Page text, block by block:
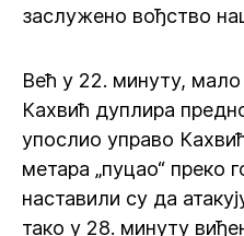
заслужено вођство
Већ у 22. минуту, мало
Кахвић дуплира
упослио управо
метара „пуцао“ преко
наставили су да
тако у 28. минуту